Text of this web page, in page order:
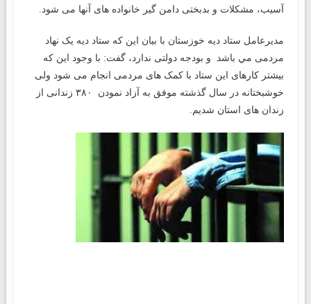
آسیب، مشکلات و بدبختی دامن گیر خانواده های آنها می شود.
مدیرعامل ستاد دیه خوزستان با بیان این که ستاد دیه یک نهاد
مردمی مي باشد و بودجه دولتی ندارد، گفت: با وجود این که
بیشتر کارهای این ستاد با کمک های مردمی انجام می شود ولی
خوشبختانه در سال گذشته موفق به آزاد نمودن ۳۸۰ زندانی از
زندان های استان شدیم.